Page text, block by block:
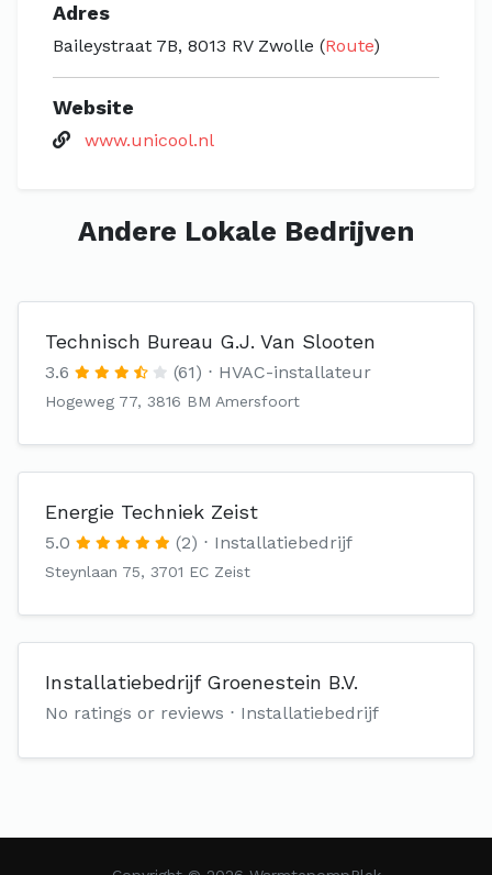
Adres
Baileystraat 7B, 8013 RV Zwolle (Route)
Website
www.unicool.nl
Andere Lokale Bedrijven
Technisch Bureau G.J. Van Slooten
3.6 (61) HVAC-installateur
Hogeweg 77, 3816 BM Amersfoort
Energie Techniek Zeist
5.0 (2) Installatiebedrijf
Steynlaan 75, 3701 EC Zeist
Installatiebedrijf Groenestein B.V.
No ratings or reviews Installatiebedrijf